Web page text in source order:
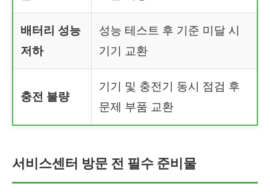
배터리 성능
저하
성능 테스트 후 기준 미달 시
기기 교환
충전 불량
기기 및 충전기 동시 점검 후
문제 부품 교환
서비스센터 방문 전 필수 준비물